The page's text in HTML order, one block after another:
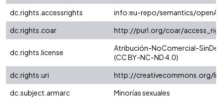
dc.rights.accessrights
info:eu-repo/semantics/
dc.rights.coar
http://purl.org/coar/
dc.rights.license
Atribución-NoComercial-
(CC BY-NC-ND 4.0)
dc.rights.uri
http://creativecommons.org/
dc.subject.armarc
Minorías sexuales